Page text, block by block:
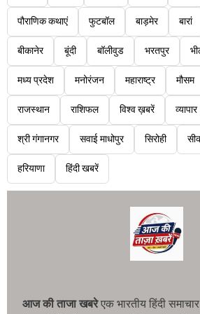
पौराणिक कथाएं फुटबॉल बाड़मेर बारां
बीकानेर बूंदी बॉलीवुड भरतपुर
मध्य प्रदेश मनोरंजन महाराष्ट्र मौसम
राजस्थान राशिफल विश्व ख़बरें व्यापार
श्री गंगानगर सवाई माधोपुर सिरोही
हरियाणा हिंदी खबरें
आज की ताजा खबरेएक भारतीय हिंदी